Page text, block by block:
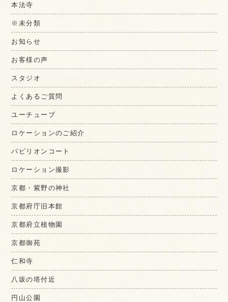
本法寺
※未分類
お知らせ
お客様の声
スタジオ
よくあるご質問
ユーチューブ
ロケーションのご紹介
パビリオンコート
ロケーション撮影
京都・紫野の神社
京都府庁旧本館
京都府立植物園
京都御苑
仁和寺
八坂の塔付近
円山公園